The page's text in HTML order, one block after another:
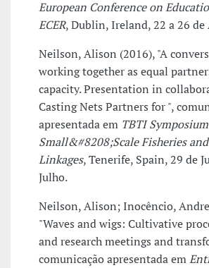
European Conference on
ECER, Dublin, Ireland, 22 a 26 de
Neilson, Alison (2016), "A
working together as equal
capacity. Presentation in
Casting Nets Partners for ",
apresentada em TBTI
Small&#8208;Scale Fisheries
Linkages, Tenerife, Spain, 29 de
Julho.
Neilson, Alison; Inocêncio,
"Waves and wigs: Cultivative
and research meetings and
comunicação apresentada em